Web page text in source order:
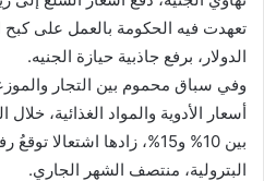
تعهدت فيه الحكومة بالعمل على
الدولار، برفع جاذبية حيازة الجنيه.
وفي سباق محموم بين التجار
أسعار الأدوية والمواد الغذائية،
بين 10% و15%، زادها
البترولية، منتصف الشهر الجاري.